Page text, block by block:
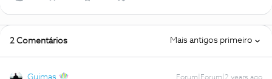
2 Comentários Mais antigos primeiro
Guimas